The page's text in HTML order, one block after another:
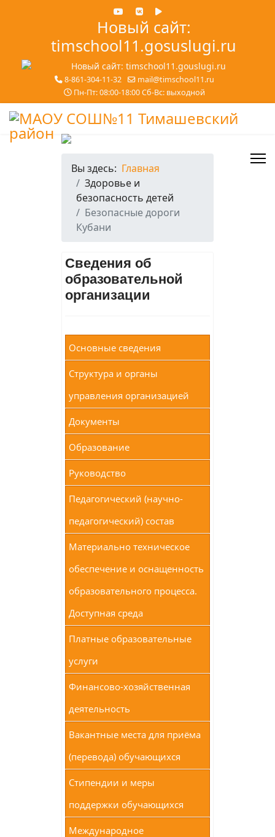
Новый сайт:
timschool11.gosuslugi.ru
8-861-304-11-32
mail@timschool11.ru
Пн-Пт: 08:00-18:00 Сб-Вс: выходной
Вы здесь: Главная
Здоровье и
безопасность детей
Безопасные дороги
Кубани
Сведения об
образовательной
организации
Основные сведения
Структура и органы
управления организацией
Документы
Образование
Руководство
Педагогический (научно-
педагогический) состав
Материально техническое
обеспечение и оснащенность
образовательного процесса.
Доступная среда
Платные образовательные
услуги
Финансово-хозяйственная
деятельность
Вакантные места для приёма
(перевода) обучающихся
Стипендии и меры
поддержки обучающихся
Международное